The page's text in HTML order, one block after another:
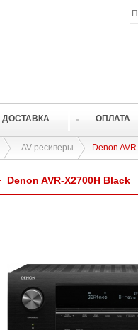
ДОСТАВКА ОПЛАТА
AV-ресиверы Denon
Denon AVR-X2700H Black